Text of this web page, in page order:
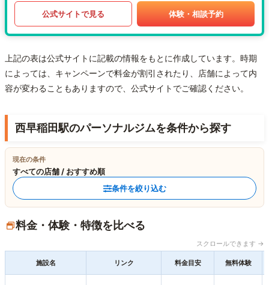
公式サイトで見る 体験・相談予約
上記の表は公式サイトに記載の情報をもとに作成しています。時期
によっては、キャンペーンで料金が割引されたり、店舗によって内
容が変わることもありますので、公式サイトでご確認ください。
西早稲田駅のパーソナルジムを条件から探す
現在の条件
すべての店舗 / おすすめ順
条件を絞り込む
料金・体験・特徴を比べる
スクロールできます →
施設名 リンク 料金目安 無料体験